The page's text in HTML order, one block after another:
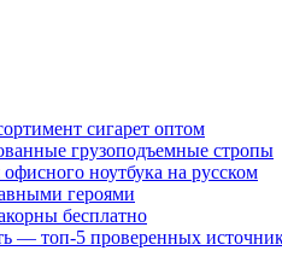
сигарет оптом
грузоподъемные стропы
ноутбука на русском
героями
бесплатно
— топ-5 проверенных